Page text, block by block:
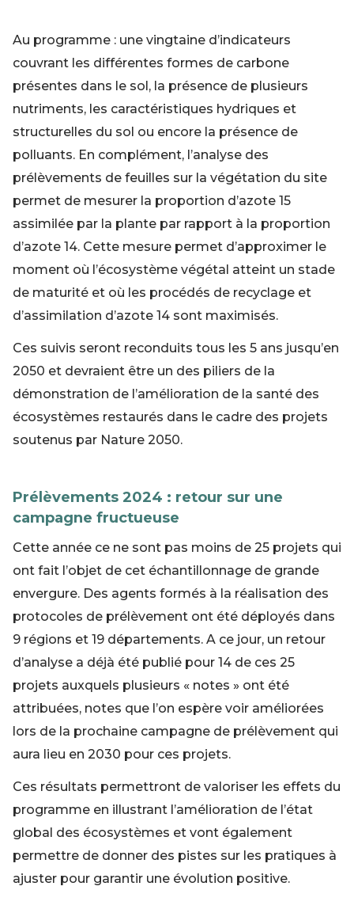
Au programme : une vingtaine d’indicateurs
couvrant les différentes formes de carbone
présentes dans le sol, la présence de plusieurs
nutriments, les caractéristiques hydriques et
structurelles du sol ou encore la présence de
polluants. En complément, l’analyse des
prélèvements de feuilles sur la végétation du site
permet de mesurer la proportion d’azote 15
assimilée par la plante par rapport à la proportion
d’azote 14. Cette mesure permet d’approximer le
moment où l’écosystème végétal atteint un stade
de maturité et où les procédés de recyclage et
d’assimilation d’azote 14 sont maximisés.
Ces suivis seront reconduits tous les 5 ans jusqu’en
2050 et devraient être un des piliers de la
démonstration de l’amélioration de la santé des
écosystèmes restaurés dans le cadre des projets
soutenus par Nature 2050.
Prélèvements 2024 : retour sur une
campagne fructueuse
Cette année ce ne sont pas moins de 25 projets qui
ont fait l’objet de cet échantillonnage de grande
envergure. Des agents formés à la réalisation des
protocoles de prélèvement ont été déployés dans
9 régions et 19 départements. A ce jour, un retour
d’analyse a déjà été publié pour 14 de ces 25
projets auxquels plusieurs « notes » ont été
attribuées, notes que l’on espère voir améliorées
lors de la prochaine campagne de prélèvement qui
aura lieu en 2030 pour ces projets.
Ces résultats permettront de valoriser les effets du
programme en illustrant l’amélioration de l’état
global des écosystèmes et vont également
permettre de donner des pistes sur les pratiques à
ajuster pour garantir une évolution positive.